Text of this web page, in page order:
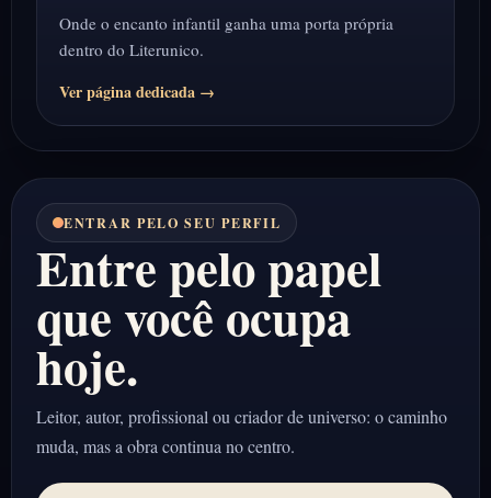
Onde o encanto infantil ganha uma porta própria
dentro do Literunico.
Ver página dedicada →
ENTRAR PELO SEU PERFIL
Entre pelo papel
que você ocupa
hoje.
Leitor, autor, profissional ou criador de universo: o caminho
muda, mas a obra continua no centro.